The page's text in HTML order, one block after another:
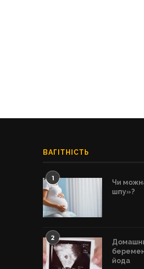
ВАГІТНІСТЬ
1
Чи
шпу»?
2
йода